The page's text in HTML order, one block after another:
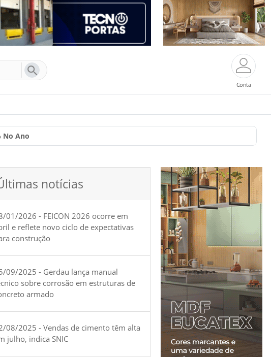
Conta
No Ano
notícias
01/2026 - FEICON 2026 ocorre em
e reflete novo ciclo de expectativas
construção
09/2025 - Gerdau lança manual
sobre corrosão em estruturas de
armado
08/2025 - Vendas de cimento têm alta
julho, indica SNIC